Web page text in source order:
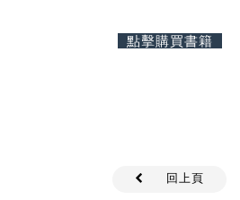
點擊購買書籍
回上頁